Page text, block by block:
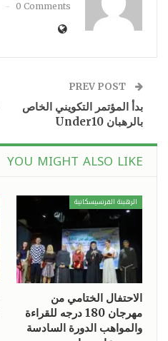
0 Comments
بدأ المؤتمر التكويني الخاص
بالرهبان Under10
YOU MIGHT ALSO LIKE
الرهبنة الفرنسيسكانية
الاحتفال الختامي من
مهرجان 180 درجه للقراءة
والمواهب الدورة السادسة